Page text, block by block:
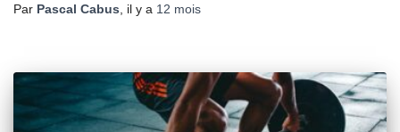
Par Pascal Cabus , il y a 12 mois